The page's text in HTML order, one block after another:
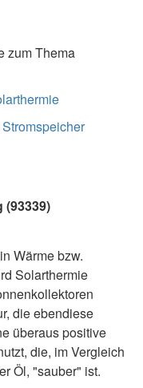
zum Thema
Stromspeicher
(93339)
Wärme bzw.
Solarthermie
die ebendiese
überaus positive
die, im Vergleich
Öl, "sauber" ist.